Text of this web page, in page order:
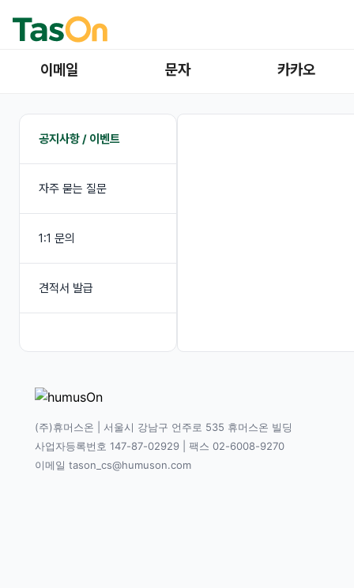
이메일 문자 카카오
공지사항 / 이벤트
자주 묻는 질문
1:1 문의
견적서 발급
(주)휴머스온 | 서울시 강남구 언주로 535 휴머스온 빌딩
사업자등록번호 147-87-02929 | 팩스 02-6008-9270
이메일 tason_cs@humuson.com